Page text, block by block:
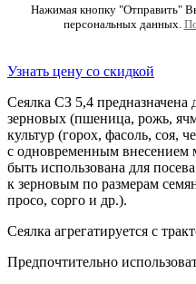
Нажимая кнопку "Отправить"
персональных данных.
Узнать цену со скидкой
Сеялка СЗ 5,4 предназначена
зерновых (пшеница, рожь,
культур (горох, фасоль, соя,
с одновременным
быть использована для
к зерновым по размерам
просо, сорго и др.).
Сеялка агрегатируется с
Предпочтительно